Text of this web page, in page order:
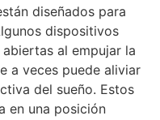
diseñados para
dispositivos
al empujar la
a veces puede aliviar
del sueño. Estos
en una posición